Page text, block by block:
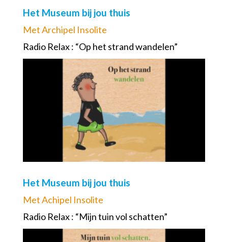
Het Museum bij jou thuis
Met Archipel Insolite
Radio Relax : “Op het strand wandelen”
Het Museum bij jou thuis
Met Achipel Insolite
Radio Relax : “Mijn tuin vol schatten”